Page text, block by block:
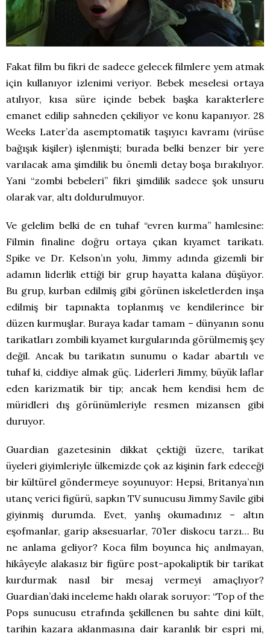
Fakat film bu fikri de sadece gelecek filmlere yem atmak
için kullanıyor izlenimi veriyor. Bebek meselesi ortaya
atılıyor, kısa süre içinde bebek başka karakterlere
emanet edilip sahneden çekiliyor ve konu kapanıyor. 28
Weeks Later’da asemptomatik taşıyıcı kavramı (virüse
bağışık kişiler) işlenmişti; burada belki benzer bir yere
varılacak ama şimdilik bu önemli detay boşa bırakılıyor.
Yani “zombi bebeleri” fikri şimdilik sadece şok unsuru
olarak var, altı doldurulmuyor.
Ve gelelim belki de en tuhaf “evren kurma” hamlesine:
Filmin finaline doğru ortaya çıkan kıyamet tarikatı.
Spike ve Dr. Kelson’ın yolu, Jimmy adında gizemli bir
adamın liderlik ettiği bir grup hayatta kalana düşüyor.
Bu grup, kurban edilmiş gibi görünen iskeletlerden inşa
edilmiş bir tapınakta toplanmış ve kendilerince bir
düzen kurmuşlar. Buraya kadar tamam – dünyanın sonu
tarikatları zombili kıyamet kurgularında görülmemiş şey
değil. Ancak bu tarikatın sunumu o kadar abartılı ve
tuhaf ki, ciddiye almak güç. Liderleri Jimmy, büyük laflar
eden karizmatik bir tip; ancak hem kendisi hem de
müridleri dış görünümleriyle resmen mizansen gibi
duruyor.
Guardian gazetesinin dikkat çektiği üzere, tarikat
üyeleri giyimleriyle ülkemizde çok az kişinin fark edeceği
bir kültürel göndermeye soyunuyor: Hepsi, Britanya’nın
utanç verici figürü, sapkın TV sunucusu Jimmy Savile gibi
giyinmiş durumda. Evet, yanlış okumadınız – altın
eşofmanlar, garip aksesuarlar, 70’ler diskocu tarzı… Bu
ne anlama geliyor? Koca film boyunca hiç anılmayan,
hikâyeyle alakasız bir figüre post-apokaliptik bir tarikat
kurdurmak nasıl bir mesaj vermeyi amaçlıyor?
Guardian’daki inceleme haklı olarak soruyor: “Top of the
Pops sunucusu etrafında şekillenen bu sahte dini kült,
tarihin kazara aklanmasına dair karanlık bir espri mi,